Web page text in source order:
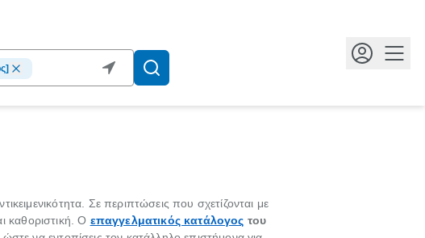
Σε περιπτώσεις που σχετίζονται με
καθοριστική. Ο επαγγελματικός κατάλογος του